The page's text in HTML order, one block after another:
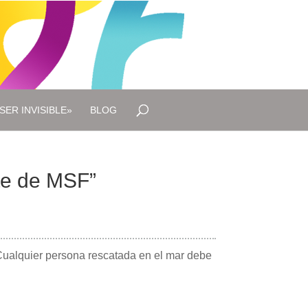
INVISIBLE» BLOG
de MSF”
persona rescatada en el mar debe